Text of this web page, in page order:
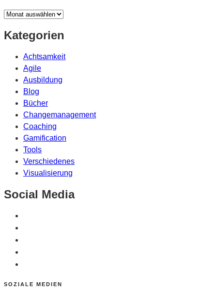
Archiv
Kategorien
Achtsamkeit
Agile
Ausbildung
Blog
Bücher
Changemanagement
Coaching
Gamification
Tools
Verschiedenes
Visualisierung
Social Media
SOZIALE MEDIEN